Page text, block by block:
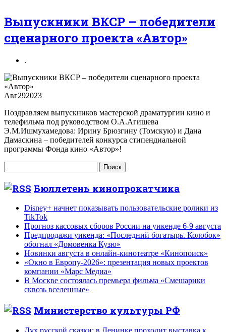
Выпускники ВКСР – победители
сценарного проекта «Автор»
.
Авг292023
Поздравляем выпускников мастерской драматургии кино и
телефильма под руководством О.А.Агишева
Э.М.Ишмухамедова: Ирину Брюзгину (Томскую) и Дана
Дамаскина – победителей конкурса стипендиальной
программы Фонда кино «Автор»!
Бюллетень кинопрокатчика
Disney+ начнет показывать пользовательские ролики из
TikTok
Прогноз кассовых сборов России на уикенде 6-9 августа
Предпродажи уикенда: «Последний богатырь. Колобок»
обогнал «Домовенка Кузю»
Новинки августа в онлайн-кинотеатре «Кинопоиск»
«Окно в Европу-2026»: презентация новых проектов
компании «Марс Медиа»
В Москве состоялась премьера фильма «Смешарики
сквозь вселенные»
Министерство культуры РФ
Дух русской сказки: в Ленинке проходит выставка к